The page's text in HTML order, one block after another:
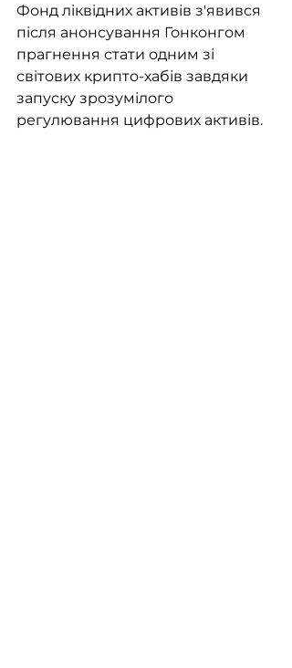
Фонд ліквідних активів з'явився
після анонсування Гонконгом
прагнення стати одним зі
світових крипто-хабів завдяки
запуску зрозумілого
регулювання цифрових активів.